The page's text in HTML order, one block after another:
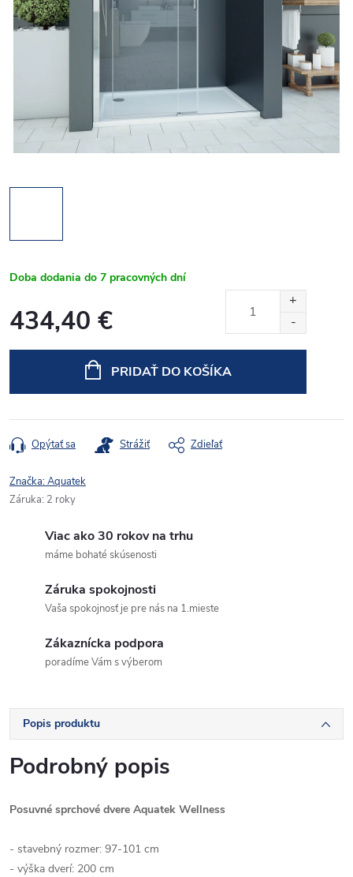
Doba dodania do 7 pracovných dní
434,40 €
PRIDAŤ DO KOŠÍKA
Opýtať sa Strážiť Zdieľať
Značka:Aquatek
Záruka: 2 roky
Viac ako 30 rokov na trhu
máme bohaté skúsenosti
Záruka spokojnosti
Vaša spokojnosť je pre nás na 1.mieste
Zákaznícka podpora
poradíme Vám s výberom
Popis produktu
Podrobný popis
Posuvné sprchové dvere Aquatek Wellness
- stavebný rozmer: 97-101 cm
- výška dverí: 200 cm